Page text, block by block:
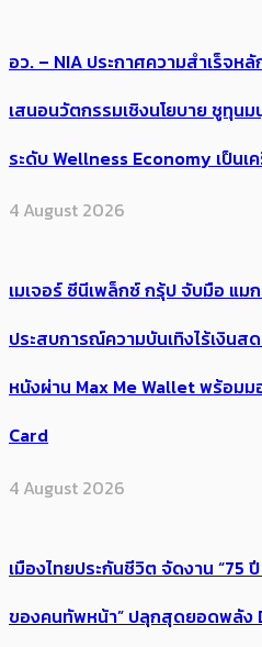
อว. – NIA ประกาศความสำเร็จห
เสนอนวัตกรรมเชิงนโยบาย ชูทุน
ระดับ Wellness Economy เป็นเ
4 August 2026
เมเจอร์ ซีนีเพล็กซ์ กรุ้ป จับมือ แม
ประสบการณ์ความบันเทิงไร้เงินส
หนังผ่าน Max Me Wallet พร้อม
Card
4 August 2026
เมืองไทยประกันชีวิต จัดงาน “75
ของคนทัพหน้า” ปลุกสุดยอดพลัง